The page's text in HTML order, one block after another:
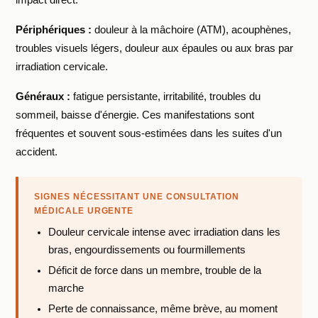
Périphériques : douleur à la mâchoire (ATM), acouphènes,
troubles visuels légers, douleur aux épaules ou aux bras par
irradiation cervicale.
Généraux : fatigue persistante, irritabilité, troubles du
sommeil, baisse d'énergie. Ces manifestations sont
fréquentes et souvent sous-estimées dans les suites d'un
accident.
SIGNES NÉCESSITANT UNE CONSULTATION
MÉDICALE URGENTE
Douleur cervicale intense avec irradiation dans les
bras, engourdissements ou fourmillements
Déficit de force dans un membre, trouble de la
marche
Perte de connaissance, même brève, au moment